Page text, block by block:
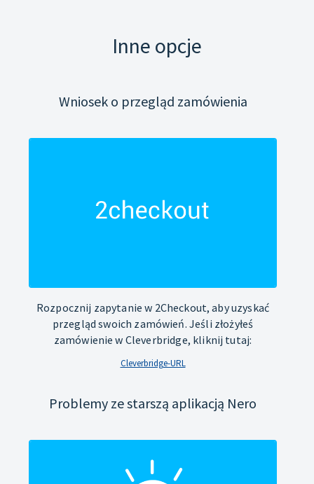
Inne opcje
Wniosek o przegląd zamówienia
Rozpocznij zapytanie w 2Checkout, aby uzyskać
przegląd swoich zamówień. Jeśli złożyłeś
zamówienie w Cleverbridge, kliknij tutaj:
Cleverbridge-URL
Problemy ze starszą aplikacją Nero